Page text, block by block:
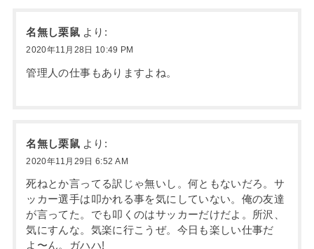
名無し栗鼠 より:
2020年11月28日 10:49 PM
管理人の仕事もありますよね。
名無し栗鼠 より:
2020年11月29日 6:52 AM
死ねとか言ってる訳じゃ無いし。何ともないだろ。サ
ッカー選手は叩かれる事を気にしていない。俺の友達
が言ってた。でも叩くのはサッカーだけだよ。所沢、
気にすんな。気楽に行こうぜ。今日も楽しい仕事だ
よ〜ん。ガハハ!